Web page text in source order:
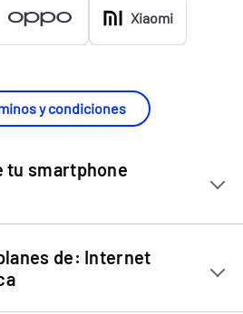
Xiaomi
y condiciones
tu smartphone
de: Internet